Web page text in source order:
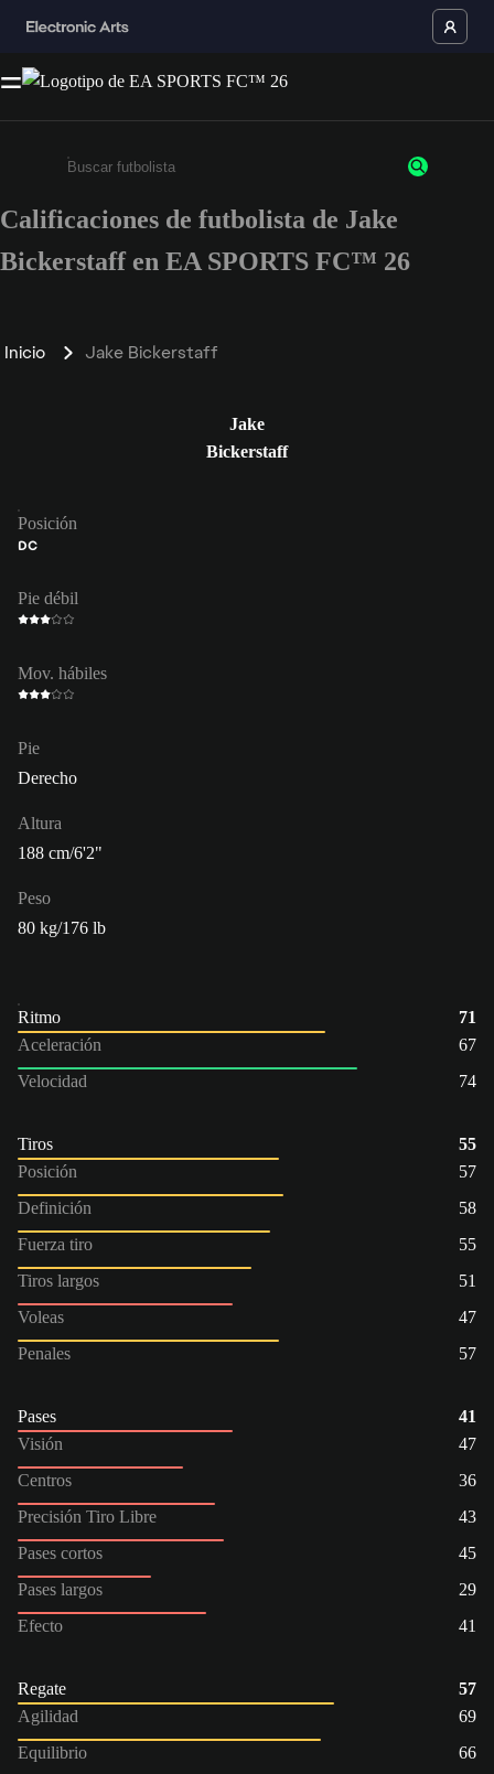
Ingresa un mínimo de 3 caracteres o números
Calificaciones de futbolista de Jake
Bickerstaff en EA SPORTS FC™ 26
Inicio Jake Bickerstaff
Jake
Bickerstaff
Posición
DC
Pie débil
Mov. hábiles
Pie
Derecho
Altura
188 cm/6'2"
Peso
80 kg/176 lb
Ritmo
71
Aceleración
67
Velocidad
74
Tiros
55
Posición
57
Definición
58
Fuerza tiro
55
Tiros largos
51
Voleas
47
Penales
57
Pases
41
Visión
47
Centros
36
Precisión Tiro Libre
43
Pases cortos
45
Pases largos
29
Efecto
41
Regate
57
Agilidad
69
Equilibrio
66